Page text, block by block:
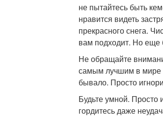
не пытайтесь быть
нравится видеть
прекрасного снега.
вам подходит. Но еще
Не обращайте
самым лучшим в мире
бывало. Просто
Будьте умной. Просто
гордитесь даже